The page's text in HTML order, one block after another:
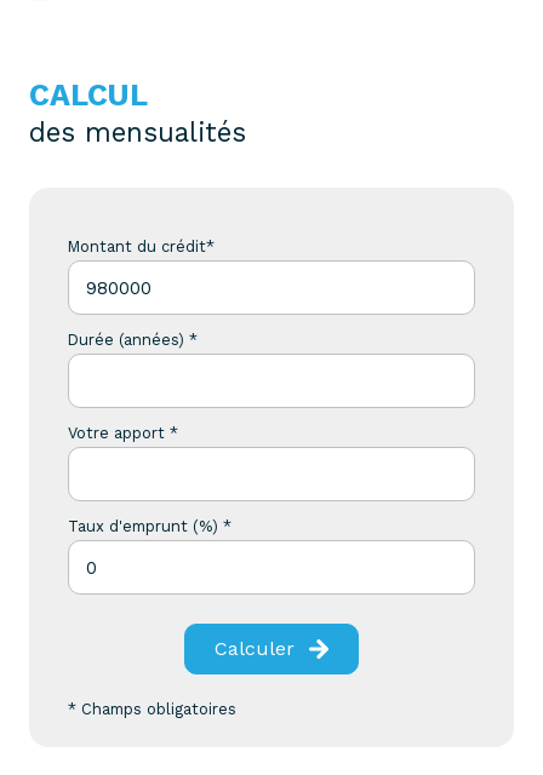
CALCUL
des mensualités
Montant du crédit*
Durée (années) *
Votre apport *
Taux d'emprunt (%) *
Calculer
* Champs obligatoires